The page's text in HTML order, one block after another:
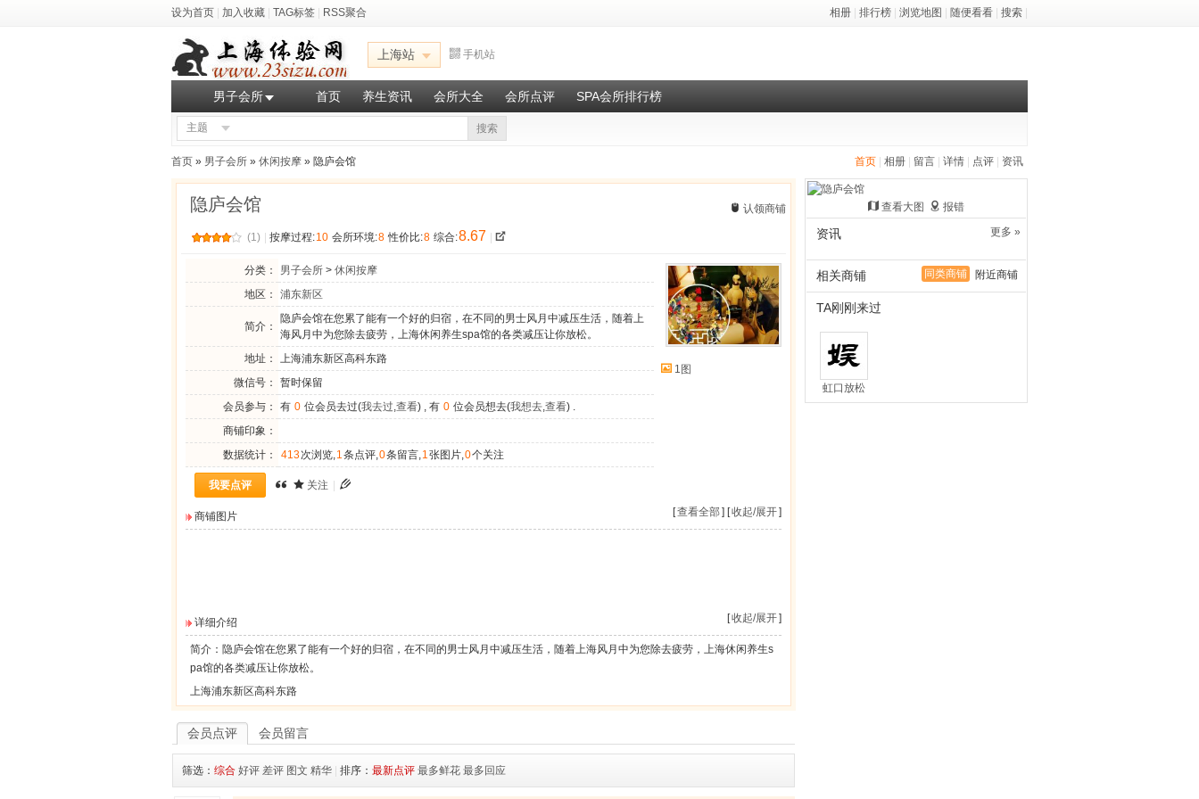
设为首页 加入收藏 TAG标签 RSS聚合 相册 排行榜 浏览地图 随便看看 搜索
上海站 手机站
男子会所 首页 养生资讯 会所大全 会所点评 SPA会所排行榜
主题 搜索
首页 相册 留言 详情 点评 资讯
首页 » 男子会所 » 休闲按摩 » 隐庐会馆
隐庐会馆 认领商铺
(1) 按摩过程:10 会所环境:8 性价比:8 综合:8.67
分类： 男子会所 > 休闲按摩
地区：
浦东新区
简介：
隐庐会馆在您累了能有一个好的归宿，在不同的男士风月中减压生活，随着上
海风月中为您除去疲劳，上海休闲养生spa馆的各类减压让你放松。
地址：
上海浦东新区高科东路
微信号：
暂时保留
会员参与：
有 0 位会员去过(我去过,查看) , 有 0 位会员想去(我想去,查看) .
商铺印象：
数据统计：
413次浏览,1条点评,0条留言,1张图片,0个关注
我要点评 关注
1图
[查看全部] [收起/展开]
商铺图片
[收起/展开]
详细介绍
简介：隐庐会馆在您累了能有一个好的归宿，在不同的男士风月中减压生活，随着上海风月中为您除去疲劳，上海休闲养生s
pa馆的各类减压让你放松。
上海浦东新区高科东路
会员点评 会员留言
筛选： 综合 好评 差评 图文 精华 排序： 最新点评 最多鲜花 最多回应
查看大图
报错
更多 »
资讯
同类商铺 附近商铺
相关商铺
TA刚刚来过
虹口放松